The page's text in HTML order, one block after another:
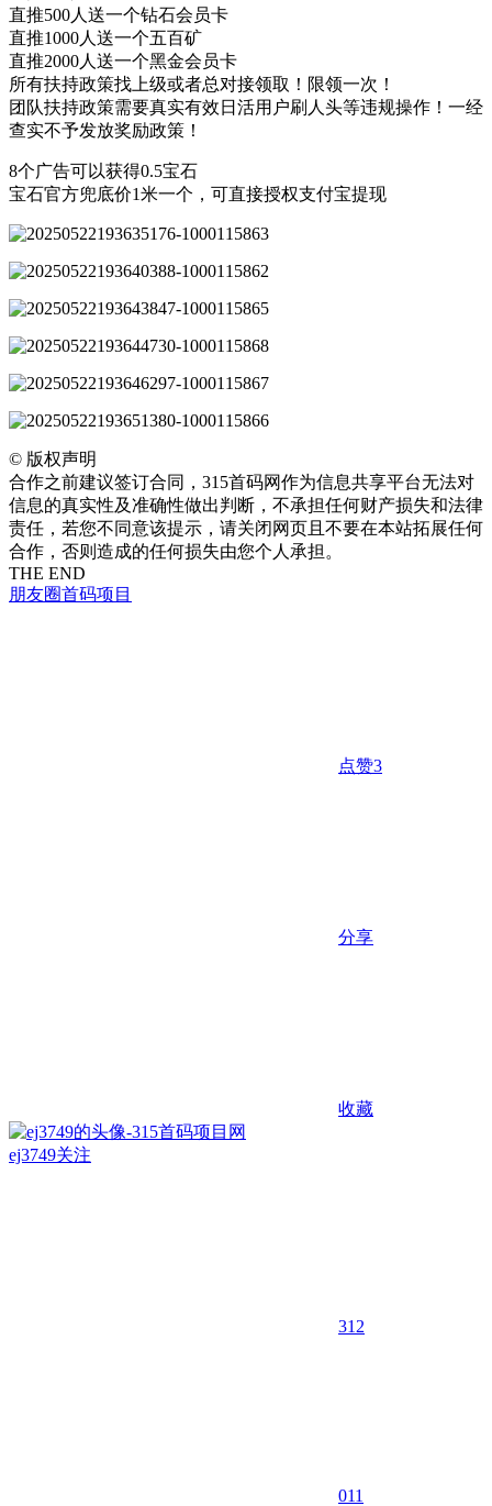
直推500人送一个钻石会员卡
直推1000人送一个五百矿
直推2000人送一个黑金会员卡
所有扶持政策找上级或者总对接领取！限领一次！
团队扶持政策需要真实有效日活用户刷人头等违规操作！一经
查实不予发放奖励政策！
8个广告可以获得0.5宝石
宝石官方兜底价1米一个，可直接授权支付宝提现
© 版权声明
合作之前建议签订合同，315首码网作为信息共享平台无法对
信息的真实性及准确性做出判断，不承担任何财产损失和法律
责任，若您不同意该提示，请关闭网页且不要在本站拓展任何
合作，否则造成的任何损失由您个人承担。
THE END
朋友圈首码项目
点赞3
分享
收藏
ej3749关注
312
011